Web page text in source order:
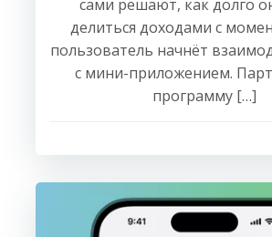
сами решают, как долго
делиться доходами с
пользователь начнёт
с мини-приложением.
программу […]